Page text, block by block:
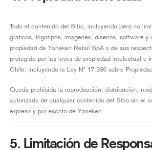
Todo el contenido del Sitio, incluyendo pero no
gráficos, logotipos, imágenes, diseños, software y
propiedad de Yáneken Retail SpA o de sus
protegido por las leyes de propiedad intelectual e
Chile, incluyendo la Ley N° 17.336 sobre
Queda prohibida la reproducción, distribución,
autorizado de cualquier contenido del Sitio sin el
expreso y por escrito de Yáneken.
5. Limitación de